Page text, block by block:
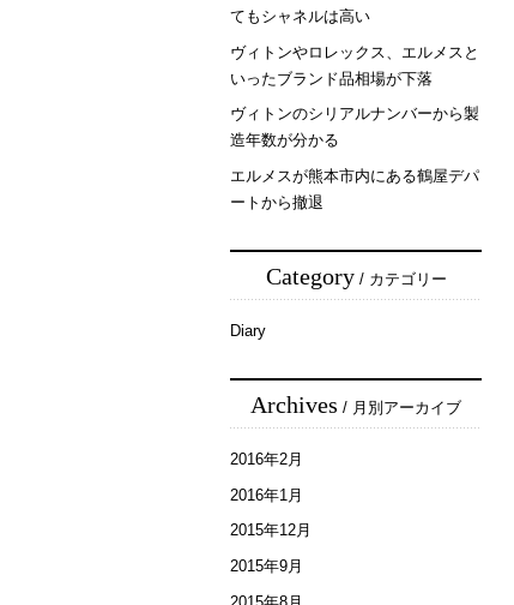
てもシャネルは高い
ヴィトンやロレックス、エルメスと
いったブランド品相場が下落
ヴィトンのシリアルナンバーから製
造年数が分かる
エルメスが熊本市内にある鶴屋デパ
ートから撤退
Category/ カテゴリー
Diary
Archives / 月別アーカイブ
2016年2月
2016年1月
2015年12月
2015年9月